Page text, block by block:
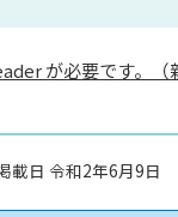
が必要です。（
載日 令和2年6月9日